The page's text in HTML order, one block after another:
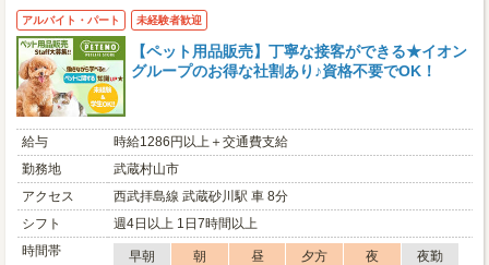
アルバイト・パート 未経験者歓迎
【ペット用品販売】丁寧な接客ができる★イオン
グループのお得な社割あり♪資格不要でOK！
給与
時給1286円以上＋交通費支給
勤務地
武蔵村山市
アクセス
西武拝島線 武蔵砂川駅 車 8分
シフト
週4日以上 1日7時間以上
時間帯
早朝 朝 昼 夕方 夜
夜勤